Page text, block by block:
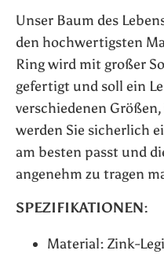
Unser Baum des
den hochwertigsten
Ring wird mit großer
gefertigt und soll ein
verschiedenen
werden Sie sicherlich
am besten passt und
angenehm zu tragen
SPEZIFIKATIONEN:
Material: Zink-